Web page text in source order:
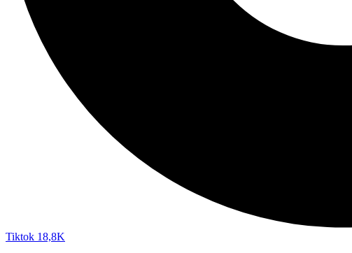
Tiktok 18,8K